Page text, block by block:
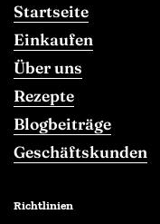
Startseite
Einkaufen
Über uns
Rezepte
Blogbeiträge
Geschäftskunden
Richtlinien